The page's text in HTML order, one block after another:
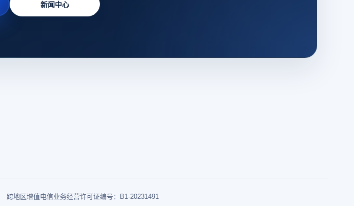
新闻中心
跨地区增值电信业务经营许可证编号：B1-20231491